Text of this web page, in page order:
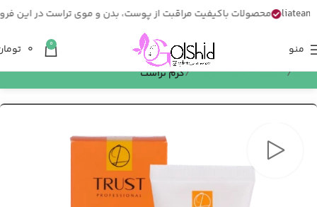
محصولات باکیفیت مراقبت از پوست، بدن و موی تراست در این
منو 0
0
خانه مراقبت از پوست تراست کرم تراست